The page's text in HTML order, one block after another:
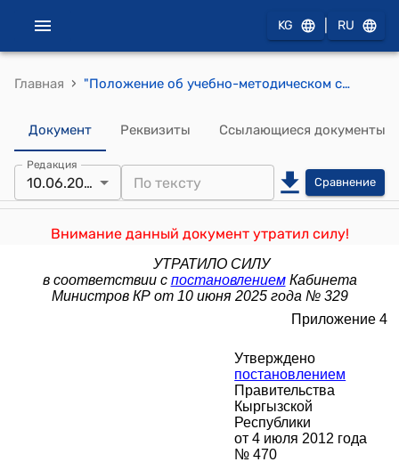
KG RU
Главная › "Положение об учебно-методическом совете среднего профессионального образования Кыргызской Республики" (утверждено постановлением Правительства Кыргызской Республики от 4 июля 2012 года № 470)
Документ Реквизиты Ссылающиеся документы
Редакция
10.06.2025 Сравнение
Внимание данный документ утратил силу!